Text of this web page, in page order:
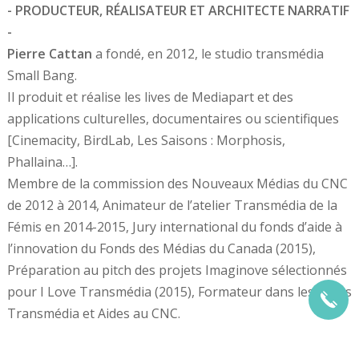
- PRODUCTEUR, RÉALISATEUR ET ARCHITECTE NARRATIF
-
Pierre Cattan a fondé, en 2012, le studio transmédia
Small Bang.
Il produit et réalise les lives de Mediapart et des
applications culturelles, documentaires ou scientifiques
[Cinemacity, BirdLab, Les Saisons : Morphosis,
Phallaina…].
Membre de la commission des Nouveaux Médias du CNC
de 2012 à 2014, Animateur de l’atelier Transmédia de la
Fémis en 2014-2015, Jury international du fonds d’aide à
l’innovation du Fonds des Médias du Canada (2015),
Préparation au pitch des projets Imaginove sélectionnés
pour I Love Transmédia (2015), Formateur dans les cycles
Transmédia et Aides au CNC.